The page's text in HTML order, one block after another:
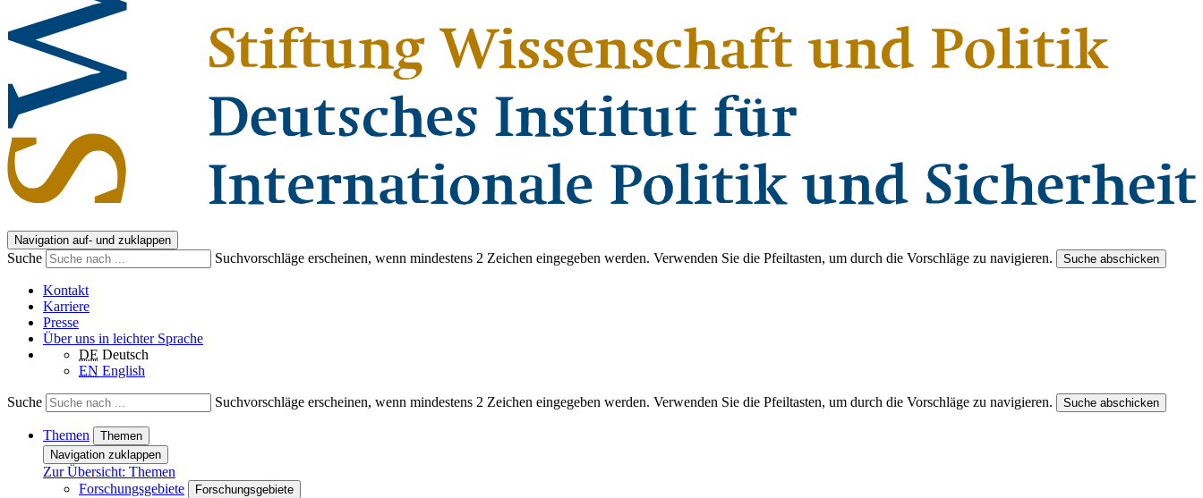
Navigation auf- und zuklappen
Suche Suchvorschläge erscheinen, wenn mindestens 2 Zeichen eingegeben werden. Verwenden Sie die Pfeiltasten, um durch die Vorschläge zu navigieren. Suche abschicken
Kontakt
Karriere
Presse
Über uns in leichter Sprache
DE Deutsch
EN English
Suche Suchvorschläge erscheinen, wenn mindestens 2 Zeichen eingegeben werden. Verwenden Sie die Pfeiltasten, um durch die Vorschläge zu navigieren. Suche abschicken
Themen
Themen
Navigation zuklappen
Zur Übersicht: Themen
Forschungsgebiete
Forschungsgebiete